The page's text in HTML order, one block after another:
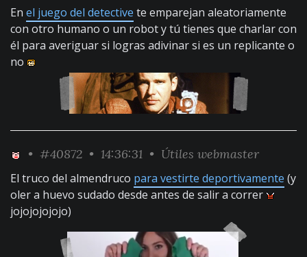
En el juego del detective te emparejan aleatoriamente
con otro humano o un robot y tú tienes que charlar con
él para averiguar si logras adivinar si es un replicante o
no
• #40872 • 14:36:31 • Útiles webmaster
El truco del almendruco para vestirte deportivamente (y
oler a huevo sudado desde antes de salir a correr
jojojojojojo)